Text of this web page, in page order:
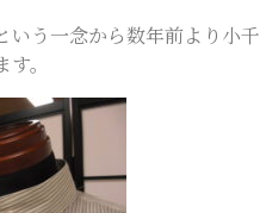
いう一念から数年前より小千
。